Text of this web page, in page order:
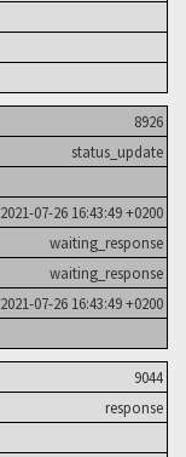
8926
status_update
2021-07-26 16:43:49 +0200
waiting_response
waiting_response
2021-07-26 16:43:49 +0200
9044
response